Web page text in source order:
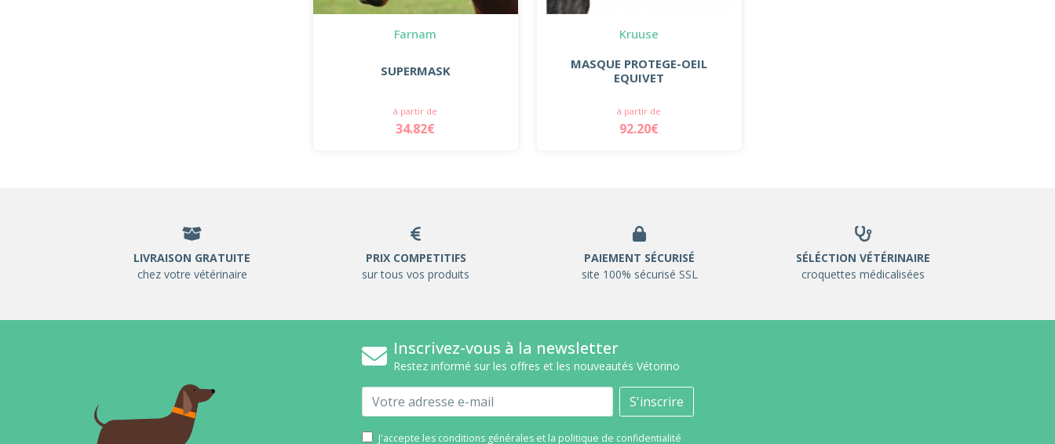
Farnam
SUPERMASK
à partir de
34.82€
Kruuse
MASQUE PROTEGE-OEIL
EQUIVET
à partir de
92.20€
LIVRAISON GRATUITE
chez votre vétérinaire
PRIX COMPETITIFS
sur tous vos produits
PAIEMENT SÉCURISÉ
site 100% sécurisé SSL
SÉLÉCTION VÉTÉRINAIRE
croquettes médicalisées
Inscrivez-vous à la newsletter
Restez informé sur les offres et les nouveautés Vétorino
Email S'inscrire
J'accepte les conditions générales et la politique de confidentialité